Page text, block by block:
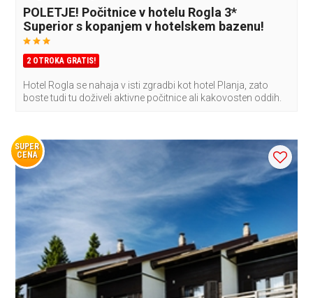
POLETJE! Počitnice v hotelu Rogla 3*
Superior s kopanjem v hotelskem bazenu!
2 OTROKA GRATIS!
Hotel Rogla se nahaja v isti zgradbi kot hotel Planja, zato
boste tudi tu doživeli aktivne počitnice ali kakovosten oddih.
SUPER
CENA